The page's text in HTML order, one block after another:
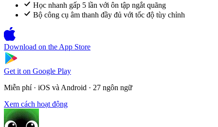
Học nhanh gấp 5 lần với ôn tập ngắt quãng
Bộ công cụ âm thanh đầy đủ với tốc độ tùy chỉnh
Download on the App Store
Get it on Google Play
Miễn phí · iOS và Android · 27 ngôn ngữ
Xem cách hoạt động